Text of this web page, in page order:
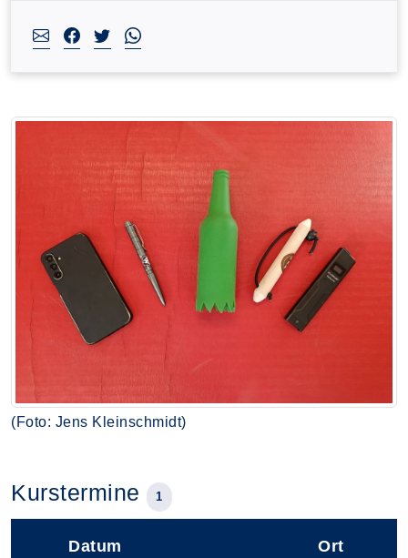
(Foto: Jens Kleinschmidt)
Kurstermine 1
Datum Ort